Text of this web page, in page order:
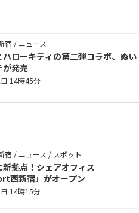
宿 / ニュース
ハローキティの第二弾コラボ、ぬい
が発売
14時45分
宿 / ニュース / スポット
拠点！シェアオフィス
西新宿」がオープン
14時15分